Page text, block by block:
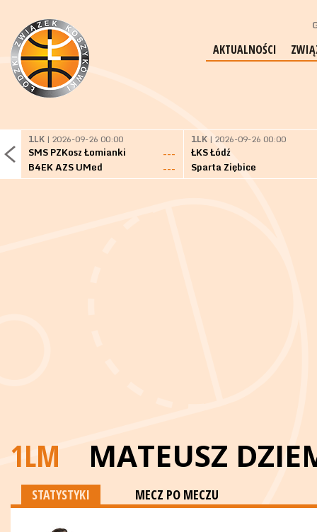
AKTUALNOŚCI
1LK | 2026-09-26 00:00
SMS PZKosz Łomianki
---
B4EK AZS UMed
---
1LK | 2026-09-26 00:00
ŁKS Łódź
Sparta Ziębice
1LM MATEUSZ
STATYSTYKI MECZ PO MECZU